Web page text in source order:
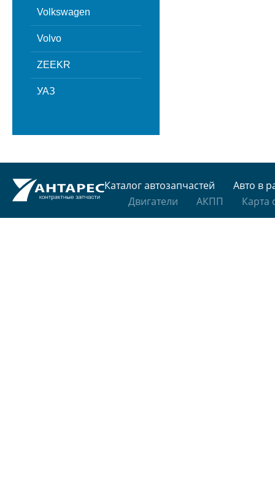
Volkswagen
Volvo
ZEEKR
УАЗ
Каталог автозапчастей
Авто в
Двигатели
АКПП Карта